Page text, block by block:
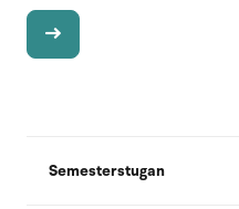
Semesterstugan